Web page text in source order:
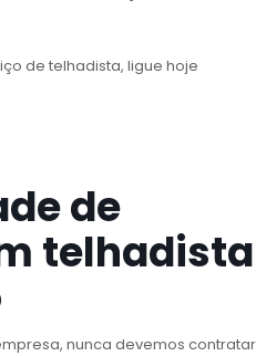
de telhadista, ligue hoje
de
telhadista
nunca devemos contratar